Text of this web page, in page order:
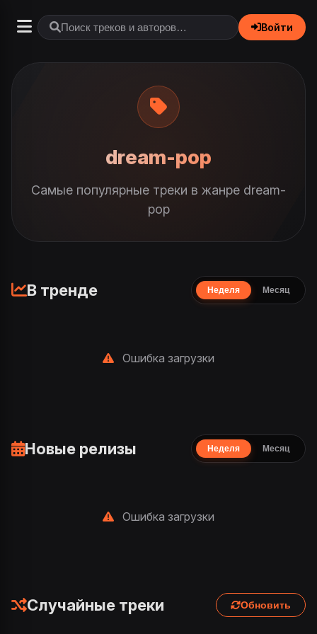
Войти
dream-pop
Самые популярные треки в жанре dream-
pop
В тренде Неделя Месяц
Ошибка загрузки
Новые релизы Неделя Месяц
Ошибка загрузки
Случайные треки Обновить